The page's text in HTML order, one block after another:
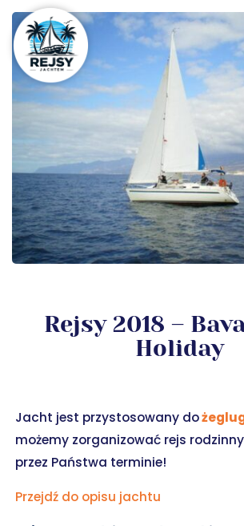
Rejsy 2018 –
Holiday
Jacht jest przystosowany do
możemy zorganizować rejs
przez Państwa terminie!
Przejdź do opisu jachtu